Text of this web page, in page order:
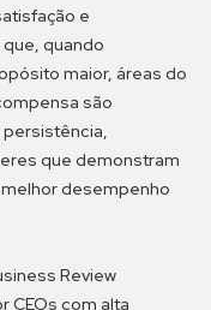
e
quando
maior, áreas do
são
persistência,
que demonstram
desempenho
Review
CEOs com alta